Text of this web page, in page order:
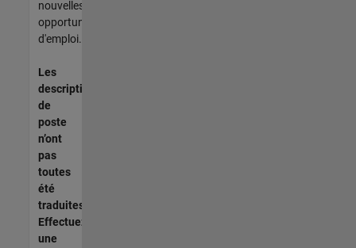
nouvelles
opportunités
d'emploi.
Les
descriptions
de
poste
n’ont
pas
toutes
été
traduites.
Effectuez
une